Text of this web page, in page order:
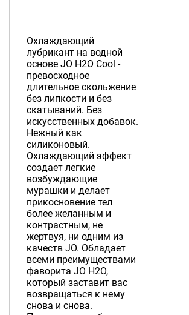
Охлаждающий
лубрикант на водной
основе JO H2O Cool -
превосходное
длительное скольжение
без липкости и без
скатываний. Без
искусственных добавок.
Нежный как
силиконовый.
Охлаждающий эффект
создает легкие
возбуждающие
мурашки и делает
прикосновение тел
более желанным и
контрастным, не
жертвуя, ни одним из
качеств JO. Обладает
всеми преимуществами
фаворита JO H2O,
который заставит вас
возвращаться к нему
снова и снова.